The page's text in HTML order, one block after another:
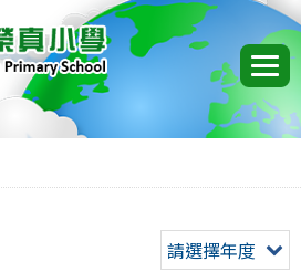
請選擇年度